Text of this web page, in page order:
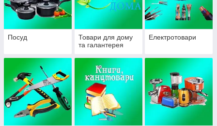
Посуд
Товари для дому
та галантерея
Електротовари